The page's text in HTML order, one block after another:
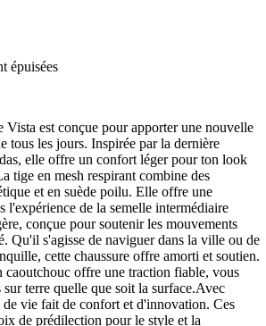
épuisées
Vista est conçue pour apporter une nouvelle
tous les jours. Inspirée par la dernière
elle offre un confort léger pour ton look
tige en mesh respirant combine des
et en suède poilu. Elle offre une
l'expérience de la semelle intermédiaire
conçue pour soutenir les mouvements
Qu'il s'agisse de naviguer dans la ville ou de
cette chaussure offre amorti et soutien.
caoutchouc offre une traction fiable, vous
sur terre quelle que soit la surface.Avec
de vie fait de confort et d'innovation. Ces
de prédilection pour le style et la